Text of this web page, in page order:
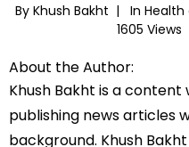
By Khush Bakht | In Health
1605
About the Author:
Khush Bakht is a
publishing news articles
background. Khush